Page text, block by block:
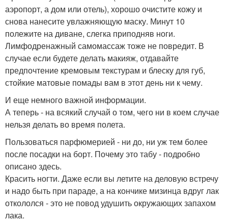
аэропорт, а дом или отель), хорошо очистите кожу и
снова нанесите увлажняющую маску. Минут 10
полежите на диване, слегка приподняв ноги.
Лимфодренажный самомассаж тоже не повредит. В
случае если будете делать макияж, отдавайте
предпочтение кремовым текстурам и блеску для губ,
стойкие матовые помады вам в этот день ни к чему.
И еще немного важной информации.
А теперь - на всякий случай о том, чего ни в коем случае
нельзя делать во время полета.
Пользоваться парфюмерией - ни до, ни уж тем более
после посадки на борт. Почему это табу - подробно
описано здесь.
Красить ногти. Даже если вы летите на деловую встречу
и надо быть при параде, а на кончике мизинца вдруг лак
откололся - это не повод удушить окружающих запахом
лака.